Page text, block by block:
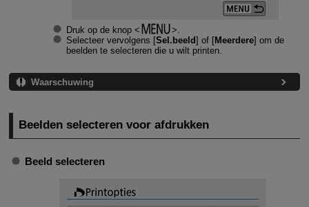
Druk op de knop
Selecteer vervolgens [Sel.beeld] of [Meerdere] om de
beelden te selecteren die u wilt printen.
Waarschuwing
Beelden selecteren voor afdrukken
Beeld selecteren